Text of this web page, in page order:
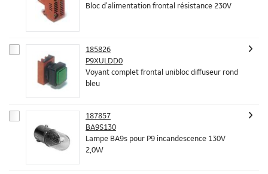
Bloc d’alimentation frontal résistance 230V
185826
P9XULDD0
Voyant complet frontal unibloc diffuseur rond
bleu
187857
BA9S130
Lampe BA9s pour P9 incandescence 130V
2,0W